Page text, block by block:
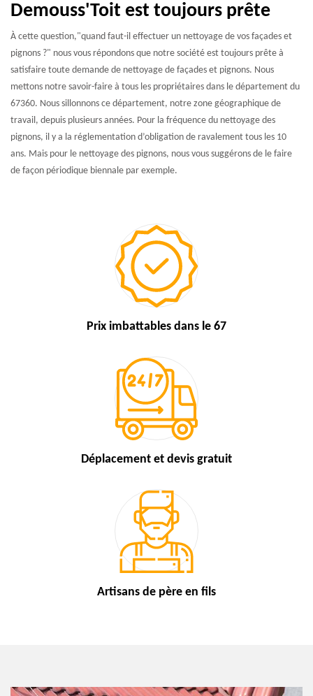
Demouss'Toit est toujours prête
À cette question,"quand faut-il effectuer un nettoyage de vos façades et
pignons ?" nous vous répondons que notre société est toujours prête à
satisfaire toute demande de nettoyage de façades et pignons. Nous
mettons notre savoir-faire à tous les propriétaires dans le département du
67360. Nous sillonnons ce département, notre zone géographique de
travail, depuis plusieurs années. Pour la fréquence du nettoyage des
pignons, il y a la réglementation d’obligation de ravalement tous les 10
ans. Mais pour le nettoyage des pignons, nous vous suggérons de le faire
de façon périodique biennale par exemple.
Prix imbattables dans le 67
Déplacement et devis gratuit
Artisans de père en fils